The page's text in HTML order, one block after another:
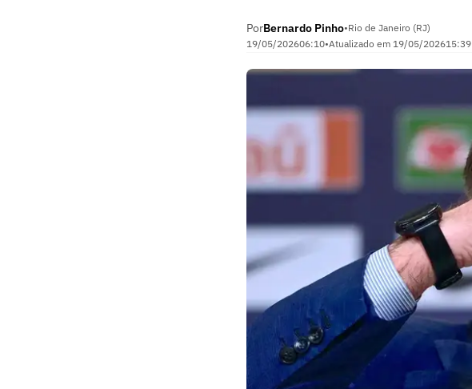
PorBernardo Pinho•Rio de Janeiro (RJ)
19/05/202606:10•Atualizado em 19/05/202615:39